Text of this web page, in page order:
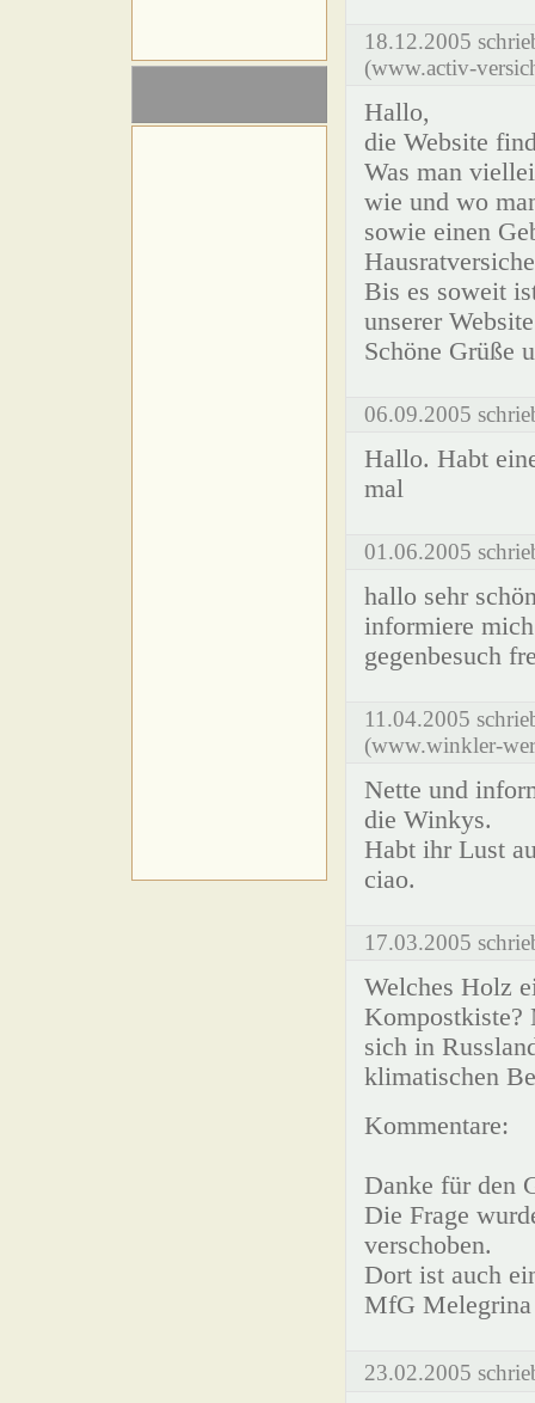
18.12.2005
(www.activ-
Hallo,
die Website
Was man
wie und wo
sowie einen
Bis es soweit
unserer
Schöne Grüße
06.09.2005
Hallo. Habt
mal
01.06.2005
hallo sehr
informiere
gegenbesuch
11.04.2005
(www.winkler-
Nette und
die Winkys.
Habt ihr Lust
ciao.
17.03.2005
Welches Holz
Kompostkiste?
sich in
klimatischen
Kommentare:
Danke für den
Die Frage
verschoben.
Dort ist auch
MfG Melegrina
23.02.2005